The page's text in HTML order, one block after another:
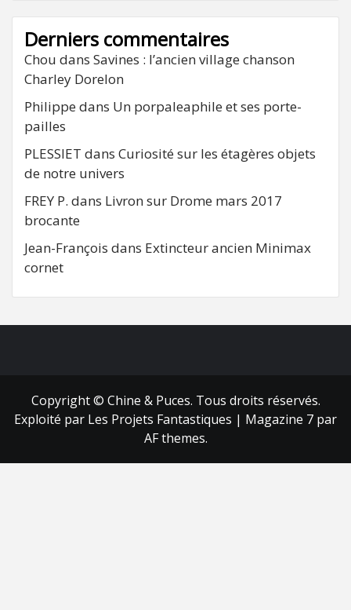
Derniers commentaires
Chou dans Savines : l’ancien village chanson
Charley Dorelon
Philippe dans Un porpaleaphile et ses porte-
pailles
PLESSIET dans Curiosité sur les étagères objets
de notre univers
FREY P. dans Livron sur Drome mars 2017
brocante
Jean-François dans Extincteur ancien Minimax
cornet
Copyright © Chine & Puces. Tous droits réservés.
Exploité par Les Projets Fantastiques | Magazine 7 par
AF themes.